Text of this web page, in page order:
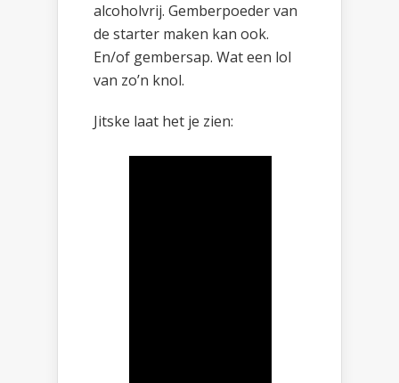
alcoholvrij. Gemberpoeder van
de starter maken kan ook.
En/of gembersap. Wat een lol
van zo’n knol.
Jitske laat het je zien: